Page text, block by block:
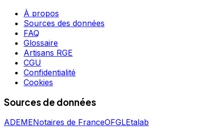
À propos
Sources des données
FAQ
Glossaire
Artisans RGE
CGU
Confidentialité
Cookies
Sources de données
ADEMENotaires de FranceOFGLEtalab